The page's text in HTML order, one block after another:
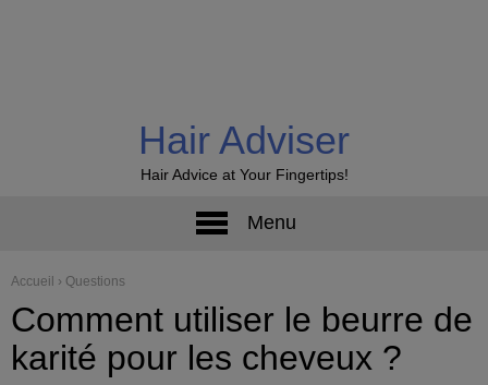
Hair Adviser
Hair Advice at Your Fingertips!
Menu
Accueil › Questions
Comment utiliser le beurre de
karité pour les cheveux ?